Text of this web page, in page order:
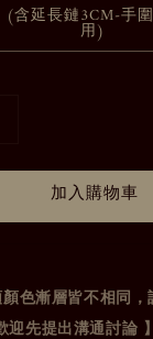
含延長鏈3CM-手
用)
加入購物車
色漸層皆不相同
先提出溝通討論 】